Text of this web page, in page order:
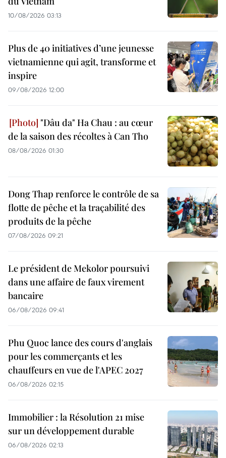
10/08/2026 03:13
Plus de 40 initiatives d’une jeunesse
vietnamienne qui agit, transforme et
inspire
09/08/2026 12:00
"Dâu da" Ha Chau : au cœur
de la saison des récoltes à Can Tho
08/08/2026 01:30
Dong Thap renforce le contrôle de sa
flotte de pêche et la traçabilité des
produits de la pêche
07/08/2026 09:21
Le président de Mekolor poursuivi
dans une affaire de faux virement
bancaire
06/08/2026 09:41
Phu Quoc lance des cours d'anglais
pour les commerçants et les
chauffeurs en vue de l'APEC 2027
06/08/2026 02:15
Immobilier : la Résolution 21 mise
sur un développement durable
06/08/2026 02:13